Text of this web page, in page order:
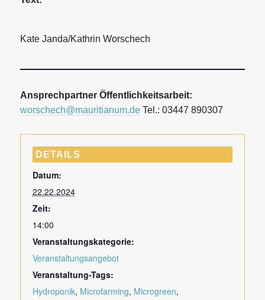
Kate Janda/Kathrin Worschech
Ansprechpartner Öffentlichkeitsarbeit:
worschech@mauritianum.deTel.: 03447 890307
DETAILS
Datum:
22.22.2024
Zeit:
14:00
Veranstaltungskategorie:
Veranstaltungsangebot
Veranstaltung-Tags:
Hydroponik, Microfarming, Microgreen,